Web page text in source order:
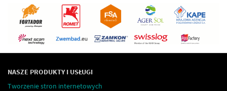
NASZE PRODUKTY I USŁUGI
Tworzenie stron internetowych